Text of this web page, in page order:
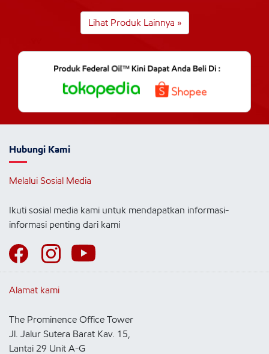
Lihat Produk Lainnya »
Hubungi Kami
Melalui Sosial Media
Ikuti sosial media kami untuk mendapatkan informasi-
informasi penting dari kami
Alamat kami
The Prominence Office Tower
Jl. Jalur Sutera Barat Kav. 15,
Lantai 29 Unit A-G